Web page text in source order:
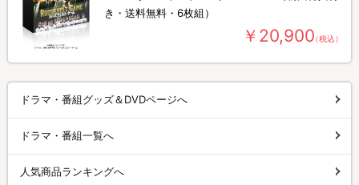
き・送料無料・6枚組）
￥20,900（税込）
ドラマ・番組グッズ＆DVDページへ
ドラマ・番組一覧へ
人気商品ランキングへ